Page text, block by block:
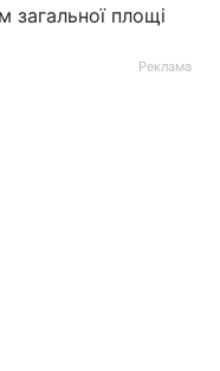
загальної площі
Реклама